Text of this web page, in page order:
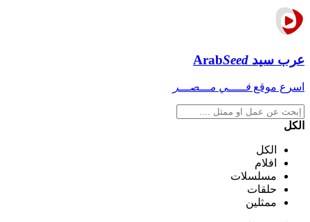
عرب سيد ArabSeed
اسرع موقع فـــــي مـــصـــر
الكل
الكل
افلام
مسلسلات
حلقات
ممثلين